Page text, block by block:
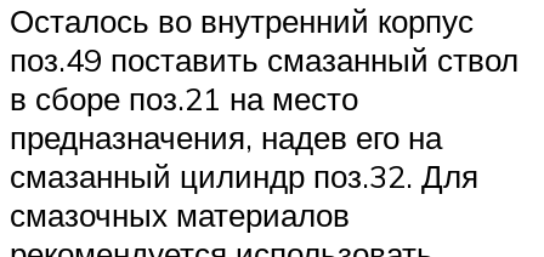
Осталось во внутренний корпус
поз.49 поставить смазанный ствол
в сборе поз.21 на место
предназначения, надев его на
смазанный цилиндр поз.32. Для
смазочных материалов